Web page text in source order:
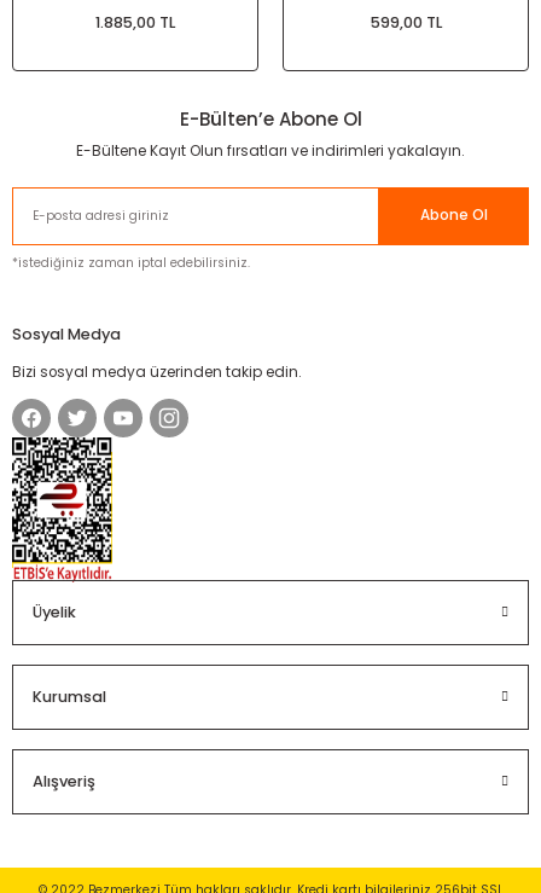
1.885,00 TL 599,00 TL
E-Bülten’e Abone Ol
E-Bültene Kayıt Olun fırsatları ve indirimleri yakalayın.
Abone Ol
*istediğiniz zaman iptal edebilirsiniz.
Sosyal Medya
Bizi sosyal medya üzerinden takip edin.
Üyelik
Kurumsal
Alışveriş